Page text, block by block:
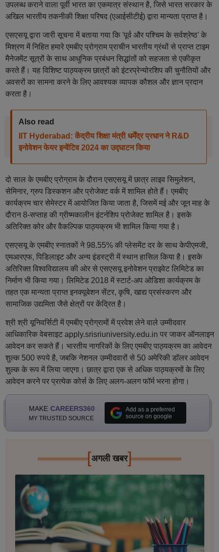
उपलब्ध कराने वाला पूर्वी भारत का एकमात्र संस्थान है, जिसे भारत सरकार के
अखिल भारतीय तकनीकी शिक्षा परिषद (एआईसीटीई) द्वारा मान्यता प्राप्त है।
एसएसयू द्वारा जारी सूचना में बताया गया कि 'पूर्व और पश्चिम के सर्वश्रेष्ठ' के
मिश्रण में निहित हमारे एमबीए प्रोग्राम प्राचीन भारतीय ग्रंथों से प्राप्त टाइम
मैनेजमेंट सूत्रों के साथ आधुनिक प्रबंधन सिद्धांतों को सहजता से एकीकृत
करते हैं। यह विशिष्ट पाठ्यक्रम छात्रों को इंटरप्रेन्योरशिप की चुनौतियों और
अवसरों का सामना करने के लिए आवश्यक व्यापक कौशल और ज्ञान प्रदान
करता है।
Also read
IIT Hyderabad: केंद्रीय शिक्षा मंत्री धर्मेंद्र प्रधान ने R&D
इनोवेशन फेयर इन्वेंटिव 2024 का उद्घाटन किया
दो साल के एमबीए प्रोग्राम के दौरान एसएसयू में छात्र लाइव सिमुलेशन,
सेमिनार, ग्रुप डिस्कशन और प्रोजेक्ट वर्क में शामिल होते हैं। एमबीए
कार्यक्रम चार सेमेस्टर में आयोजित किया जाता है, जिसमें मई और जून माह के
दौरान 8-सप्ताह की ग्रीष्मकालीन इंटर्नशिप प्रोजेक्ट शामिल है। इसके
अतिरिक्त कोर और वैकल्पिक पाठ्यक्रम भी शामिल किया गया है।
एसएसयू के एमबीए स्नातकों ने 98.55% की प्लेसमेंट दर के साथ केपीएमजी,
एमआरएफ, पिडिलाइट और अन्य इंडस्ट्री में स्थान हासिल किया है। इसके
अतिरिक्त विश्वविद्यालय की ओर से एसएसयू इनोवेशन प्राइवेट लिमिटेड का
निर्माण भी किया गया। लिमिटेड 2018 में स्टार्ट-अप ओडिशा कार्यक्रम के
तहत एक मान्यता प्राप्त इनक्यूबेशन सेंटर, कृषि, खाद्य प्रसंस्करण और
सामाजिक उद्यमिता जैसे क्षेत्रों पर केंद्रित है।
श्री श्री यूनिवर्सिटी में एमबीए प्रोग्रामों में प्रवेश लेने वाले उम्मीदवार
आधिकारिक वेबसाइट apply.srisriuniversity.edu.in पर जाकर ऑनलाइन
आवेदन कर सकते हैं। भारतीय नागरिकों के लिए एमबीए पाठ्यक्रम का आवेदन
शुल्क 500 रुपये है, जबकि नेशनल उम्मीदवारों से 50 अमेरिकी डॉलर आवेदन
शुल्क के रूप में लिया जाएगा। छात्र द्वारा एक से अधिक पाठ्यक्रमों के लिए
आवेदन करने पर प्रत्येक कोर्स के लिए अलग-अलग फॉर्म भरना होगा।
MAKE CAREERS360
MY TRUSTED SOURCE
Add as a preferred
source on google
[अगली खबर]